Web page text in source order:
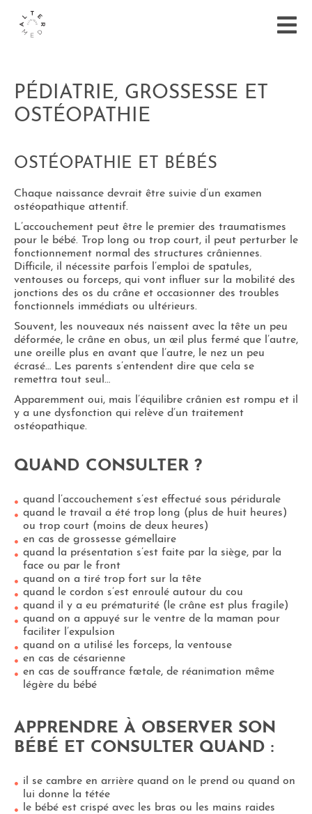
PÉDIATRIE, GROSSESSE ET
OSTÉOPATHIE
OSTÉOPATHIE ET BÉBÉS
Chaque naissance devrait être suivie d’un examen
ostéopathique attentif.
L’accouchement peut être le premier des traumatismes
pour le bébé. Trop long ou trop court, il peut perturber le
fonctionnement normal des structures crâniennes.
Difficile, il nécessite parfois l’emploi de spatules,
ventouses ou forceps, qui vont influer sur la mobilité des
jonctions des os du crâne et occasionner des troubles
fonctionnels immédiats ou ultérieurs.
Souvent, les nouveaux nés naissent avec la tête un peu
déformée, le crâne en obus, un œil plus fermé que l’autre,
une oreille plus en avant que l’autre, le nez un peu
écrasé… Les parents s’entendent dire que cela se
remettra tout seul…
Apparemment oui, mais l’équilibre crânien est rompu et il
y a une dysfonction qui relève d’un traitement
ostéopathique.
QUAND CONSULTER ?
quand l’accouchement s’est effectué sous péridurale
quand le travail a été trop long (plus de huit heures)
ou trop court (moins de deux heures)
en cas de grossesse gémellaire
quand la présentation s’est faite par la siège, par la
face ou par le front
quand on a tiré trop fort sur la tête
quand le cordon s’est enroulé autour du cou
quand il y a eu prématurité (le crâne est plus fragile)
quand on a appuyé sur le ventre de la maman pour
faciliter l’expulsion
quand on a utilisé les forceps, la ventouse
en cas de césarienne
en cas de souffrance fœtale, de réanimation même
légère du bébé
APPRENDRE À OBSERVER SON
BÉBÉ ET CONSULTER QUAND :
il se cambre en arrière quand on le prend ou quand on
lui donne la tétée
le bébé est crispé avec les bras ou les mains raides